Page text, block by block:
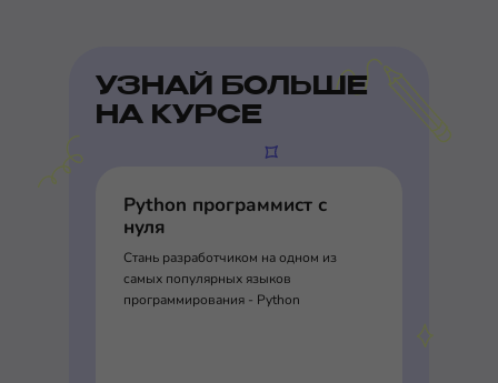
УЗНАЙ БОЛЬШЕ
НА КУРСЕ
Python программист с
нуля
Стань разработчиком на одном из
самых популярных языков
программирования - Python